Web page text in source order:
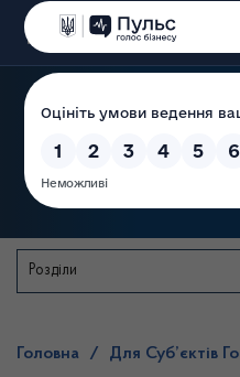
Розділи
Головна / Для Суб’єктів